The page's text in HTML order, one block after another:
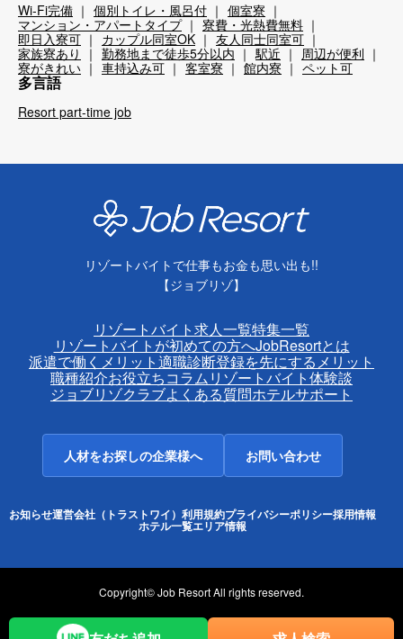
Wi-Fi完備 個別トイレ・風呂付
個室寮
マンション・アパートタイプ
寮費・光熱費無料
即日入寮可
カップル同室OK
友人同士同室可
家族寮あり
勤務地まで徒歩5分以内 駅近
周辺が便利
寮がきれい
車持込み可 客室寮 館内寮 ペット可
多言語
Resort part-time job
リゾートバイトで仕事もお金も思い出も!!
【ジョブリゾ】
リゾートバイト求人一覧特集一覧
リゾートバイトが初めての方へJobResortとは
派遣で働くメリット適職診断登録を先にするメリット
職種紹介お役立ちコラム リゾートバイト体験談
ジョブリゾクラブよくある質問ホテルサポート
人材をお探しの企業様へ お問い合わせ
お知らせ運営会社（トラストワイ） 利用規約プライバシーポリシー採用情報
ホテル一覧エリア情報
Copyright© Job Resort All rights reserved.